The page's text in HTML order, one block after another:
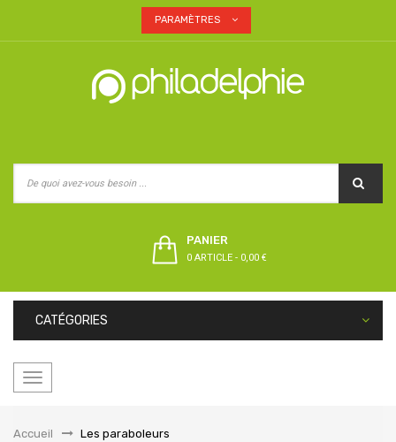
PARAMÈTRES
PANIER
0 ARTICLE - 0,00 €
CATÉGORIES
Basculer
Accueil
&gt;Les paraboleurs